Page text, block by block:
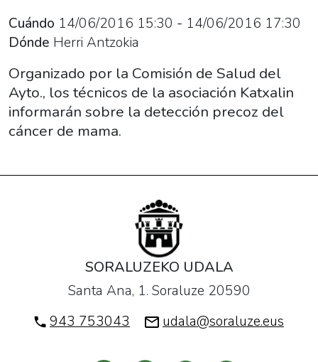
"Detección
precoz
del
cancer
de
mama"
14T17:30:00+02:00
Comisión
Cuándo 14/06/2016 15:30 - 14/06/2016 17:30
Dónde Herri Antzokia
Organizado por la Comisión de Salud del
Ayto., los técnicos de la asociación Katxalin
informarán sobre la detección precoz del
cáncer de mama.
SORALUZEKO UDALA
Santa Ana, 1. Soraluze 20590
943 753043
udala@soraluze.eus